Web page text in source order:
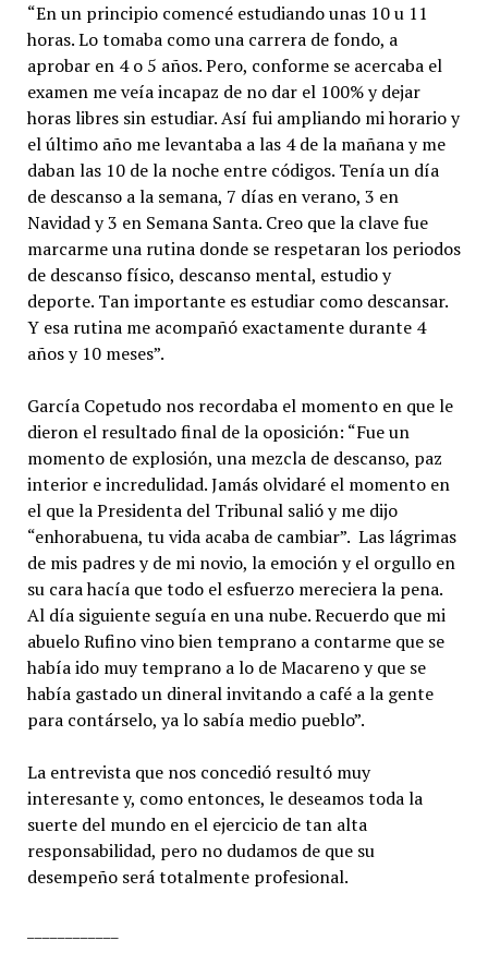
“En un principio comencé estudiando unas 10 u 11
horas. Lo tomaba como una carrera de fondo, a
aprobar en 4 o 5 años. Pero, conforme se acercaba el
examen me veía incapaz de no dar el 100% y dejar
horas libres sin estudiar. Así fui ampliando mi horario y
el último año me levantaba a las 4 de la mañana y me
daban las 10 de la noche entre códigos. Tenía un día
de descanso a la semana, 7 días en verano, 3 en
Navidad y 3 en Semana Santa. Creo que la clave fue
marcarme una rutina donde se respetaran los periodos
de descanso físico, descanso mental, estudio y
deporte. Tan importante es estudiar como descansar.
Y esa rutina me acompañó exactamente durante 4
años y 10 meses”.
García Copetudo nos recordaba el momento en que le
dieron el resultado final de la oposición: “Fue un
momento de explosión, una mezcla de descanso, paz
interior e incredulidad. Jamás olvidaré el momento en
el que la Presidenta del Tribunal salió y me dijo
“enhorabuena, tu vida acaba de cambiar”. Las lágrimas
de mis padres y de mi novio, la emoción y el orgullo en
su cara hacía que todo el esfuerzo mereciera la pena.
Al día siguiente seguía en una nube. Recuerdo que mi
abuelo Rufino vino bien temprano a contarme que se
había ido muy temprano a lo de Macareno y que se
había gastado un dineral invitando a café a la gente
para contárselo, ya lo sabía medio pueblo”.
La entrevista que nos concedió resultó muy
interesante y, como entonces, le deseamos toda la
suerte del mundo en el ejercicio de tan alta
responsabilidad, pero no dudamos de que su
desempeño será totalmente profesional.